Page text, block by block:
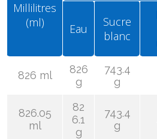
Millilitres
(ml)
Eau
Sucre
blanc
826 ml
826
g
743.4
g
826.05
ml
82
6.1
g
743.4
g